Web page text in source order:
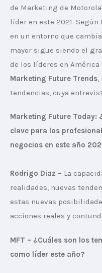
de Marketing de
líder en este 2021.
en un entorno que
mayor sigue siendo el
de los líderes en
Marketing Future Trends,
tendencias, cuya
Marketing Future Today:
clave para los
negocios en este año
Rodrigo Diaz – La
realidades, nuevas
estas nuevas
acciones reales y
MFT – ¿Cuáles son los
como líder este año?